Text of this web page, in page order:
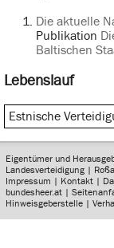
Die aktuelle
Publikation
Baltischen
Lebenslauf
Estnische
Eigentümer und
Landesverteidigung |
Impressum | Kontakt |
bundesheer.at |
Hinweisgeberstelle |